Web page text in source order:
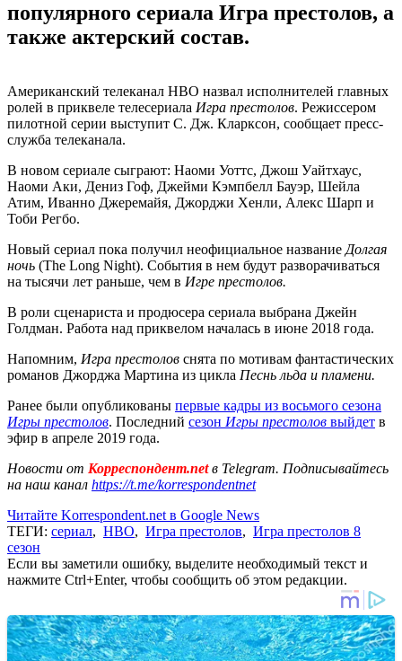
популярного сериала Игра престолов, а
также актерский состав.
Американский телеканал HBO назвал исполнителей главных
ролей в приквеле телесериала Игра престолов. Режиссером
пилотной серии выступит С. Дж. Кларксон, сообщает пресс-
служба телеканала.
В новом сериале сыграют: Наоми Уоттс, Джош Уайтхаус,
Наоми Аки, Дениз Гоф, Джейми Кэмпбелл Бауэр, Шейла
Атим, Иванно Джеремайя, Джорджи Хенли, Алекс Шарп и
Тоби Регбо.
Новый сериал пока получил неофициальное название Долгая
ночь (The Long Night). События в нем будут разворачиваться
на тысячи лет раньше, чем в Игре престолов.
В роли сценариста и продюсера сериала выбрана Джейн
Голдман. Работа над приквелом началась в июне 2018 года.
Напомним, Игра престолов снята по мотивам фантастических
романов Джорджа Мартина из цикла Песнь льда и пламени.
Ранее были опубликованы первые кадры из восьмого сезона
Игры престолов. Последний сезон Игры престолов выйдет в
эфир в апреле 2019 года.
Новости от Корреспондент.netв Telegram. Подписывайтесь
на наш канал https://t.me/korrespondentnet
Читайте Korrespondent.net в Google News
ТЕГИ: сериал, HBO, Игра престолов, Игра престолов 8
сезон
Если вы заметили ошибку, выделите необходимый текст и
нажмите Ctrl+Enter, чтобы сообщить об этом редакции.